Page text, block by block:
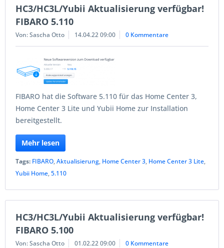
HC3/HC3L/Yubii Aktualisierung verfügbar!
FIBARO 5.110
Von: Sascha Otto 14.04.22 09:00 0 Kommentare
FIBARO hat die Software 5.110 für das Home Center 3,
Home Center 3 Lite und Yubii Home zur Installation
bereitgestellt.
Mehr lesen
Tags: FIBARO,Aktualisierung, Home Center 3, Home Center 3 Lite,
Yubii Home,5.110
HC3/HC3L/Yubii Aktualisierung verfügbar!
FIBARO 5.100
Von: Sascha Otto 01.02.22 09:00 0 Kommentare